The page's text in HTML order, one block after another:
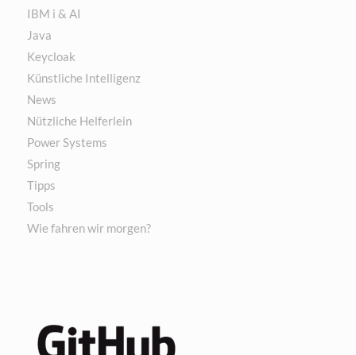
IBM i & AI
Java
Keycloak
Künstliche Intelligenz
News
Nützliche Helferlein
Power Systems
Spring
Tipps
Tools
Wie fahren wir morgen?